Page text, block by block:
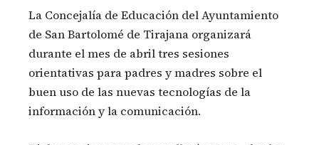
La Concejalía de Educación del Ayuntamiento
de San Bartolomé de Tirajana organizará
durante el mes de abril tres sesiones
orientativas para padres y madres sobre el
buen uso de las nuevas tecnologías de la
información y la comunicación.